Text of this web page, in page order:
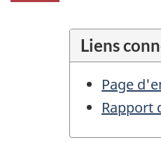
Liens
Page
Rapport